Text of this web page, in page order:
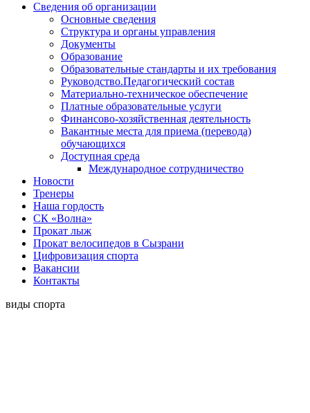
Сведения об организации
Основные сведения
Структура и органы управления
Документы
Образование
Образовательные стандарты и их требования
Руководство.Педагогический состав
Материально-техническое обеспечение
Платные образовательные услуги
Финансово-хозяйственная деятельность
Вакантные места для приема (перевода)
обучающихся
Доступная среда
Международное сотрудничество
Новости
Тренеры
Наша гордость
СК «Волна»
Прокат лыж
Прокат велосипедов в Сызрани
Цифровизация спорта
Вакансии
Контакты
виды спорта